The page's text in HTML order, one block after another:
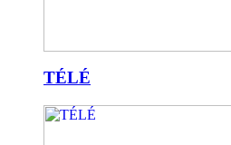
TÉLÉ